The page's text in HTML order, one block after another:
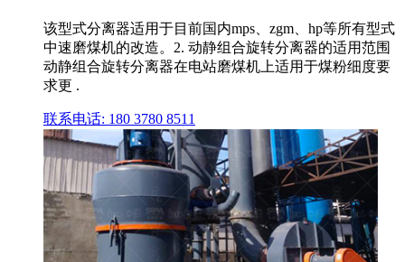
该型式分离器适用于目前国内mps、zgm、hp等所有型式
中速磨煤机的改造。2. 动静组合旋转分离器的适用范围
动静组合旋转分离器在电站磨煤机上适用于煤粉细度要
求更 .
联系电话: 180 3780 8511